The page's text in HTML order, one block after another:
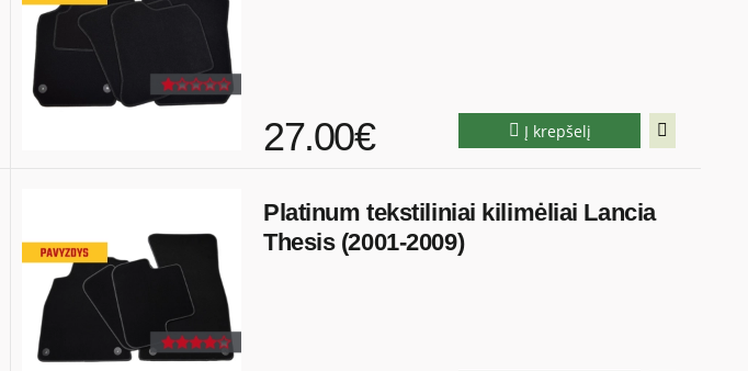
27.00€ Į krepšelį
Platinum tekstiliniai kilimėliai Lancia
Thesis (2001-2009)